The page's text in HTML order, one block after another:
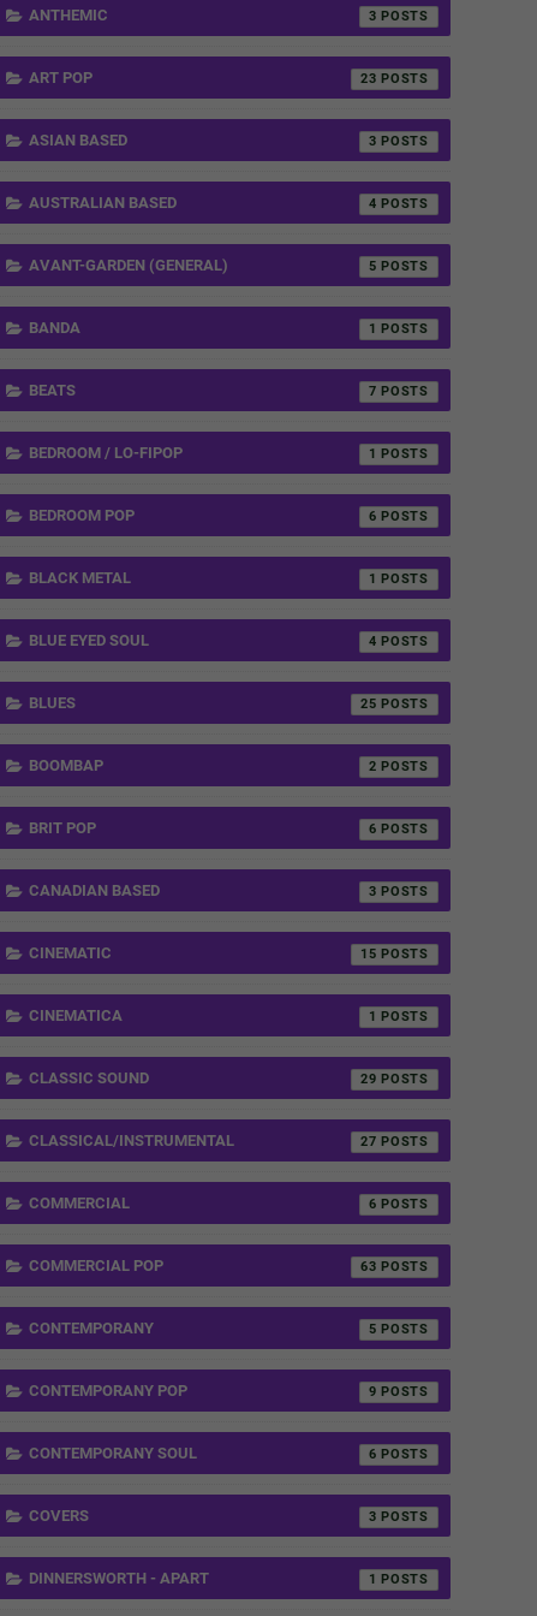
ANTHEMIC 3
ART POP 23
ASIAN BASED 3
AUSTRALIAN BASED 4
AVANT-GARDEN (GENERAL) 5
BANDA 1
BEATS 7
BEDROOM / LO-FIPOP 1
BEDROOM POP 6
BLACK METAL 1
BLUE EYED SOUL 4
BLUES 25
BOOMBAP 2
BRIT POP 6
CANADIAN BASED 3
CINEMATIC 15
CINEMATICA 1
CLASSIC SOUND 29
CLASSICAL/INSTRUMENTAL 27
COMMERCIAL 6
COMMERCIAL POP 63
CONTEMPORANY 5
CONTEMPORANY POP 9
CONTEMPORANY SOUL 6
COVERS 3
DINNERSWORTH - APART 1